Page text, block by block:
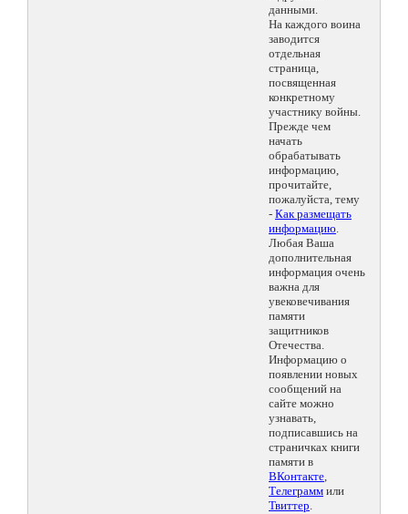
данными.
На каждого воина
заводится
отдельная
страница,
посвященная
конкретному
участнику войны.
Прежде чем
начать
обрабатывать
информацию,
прочитайте,
пожалуйста, тему
- Как размещать
информацию.
Любая Ваша
дополнительная
информация очень
важна для
увековечивания
памяти
защитников
Отечества.
Информацию о
появлении новых
сообщений на
сайте можно
узнавать,
подписавшись на
страничках книги
памяти в
ВКонтакте,
Телеграмм или
Твиттер.